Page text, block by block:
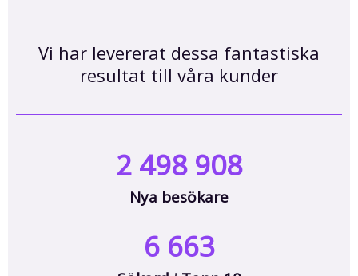
Vi har levererat dessa fantastiska
resultat till våra kunder
Nya besökare
2 498 908
6 663